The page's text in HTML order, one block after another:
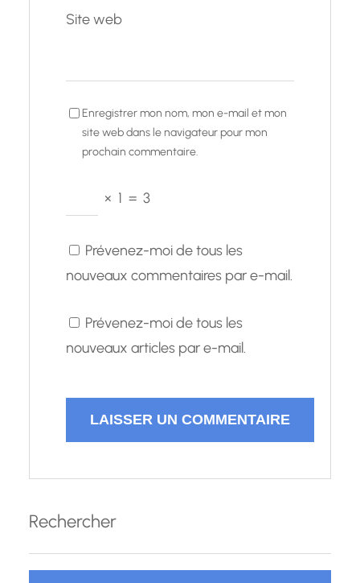
Site web
Enregistrer mon nom, mon e-mail et mon
site web dans le navigateur pour mon
prochain commentaire.
× 1 = 3
Prévenez-moi de tous les
nouveaux commentaires par e-mail.
Prévenez-moi de tous les
nouveaux articles par e-mail.
Rechercher